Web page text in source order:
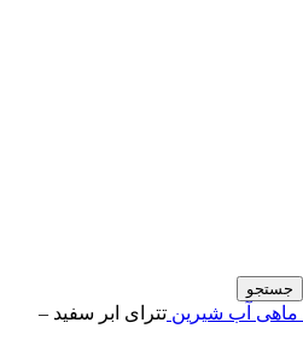
جستجو
ماهی آب شیرین تترای ابر سفید –